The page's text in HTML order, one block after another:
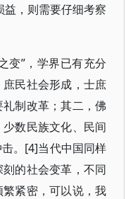
益，则需要仔细考察
变”，学界已有充分
民社会形成，士庶
制改革；其二，佛
数民族文化、民间
。[4]当代中国同样
的社会变革，不同
紧密，可以说，我